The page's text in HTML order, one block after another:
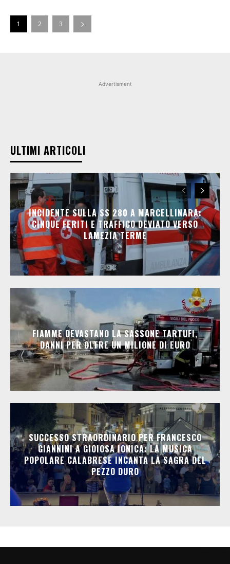
1 2 3
Advertisment
ULTIMI ARTICOLI
INCIDENTE SULLA SS 280 A MARCELLINARA:
CINQUE FERITI E TRAFFICO DEVIATO VERSO
LAMEZIA TERME
FIAMME DEVASTANO LA SASSONE TARTUFI,
DANNI PER OLTRE UN MILIONE DI EURO
SUCCESSO STRAORDINARIO PER FRANCESCO
GIANNINI A GIOIOSA IONICA: LA MUSICA
POPOLARE CALABRESE INCANTA LA SAGRA DEL
PEZZO DURO